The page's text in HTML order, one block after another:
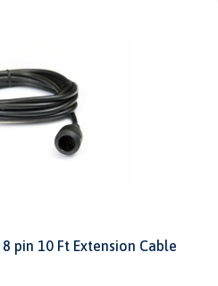
pin 10 Ft Extension Cable